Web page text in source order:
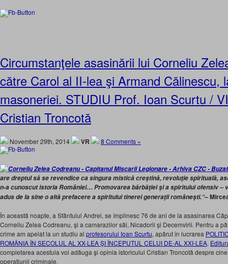
Circumstanţele asasinării lui Corneliu
către Carol al II-lea şi Armand Călinescu,
masoneriei. STUDIU Prof. Ioan Scurtu /
Cristian Troncotă
November 29th, 2014 VR 8 Comments »
are dreptul să se revendice ca singura mistică creştină, revoluţie spirituală,
n-a cunoscut istoria României… Promovarea bărbăţiei şi a spiritului ofensiv –
adus de la sine o altă prefacere a spiritului tinerei generaţii româneşti.“–
În această noapte, a Sfântului Andrei, se împlinesc 76 de ani de la asasinarea
Corneliu Zelea Codreanu, şi a camarazilor săi, Nicadorii şi Decemvirii. Pentru a
crime am apelat la un studiu al profesorului Ioan Scurtu, apărut în lucrarea
ROMÂNIA ÎN SECOLUL AL XX-LEA ŞI ÎNCEPUTUL CELUI DE-AL XXI-LEA.
completarea acestuia voi adăuga şi opinia istoricului Cristian Troncotă despre
operaţiunii criminale.